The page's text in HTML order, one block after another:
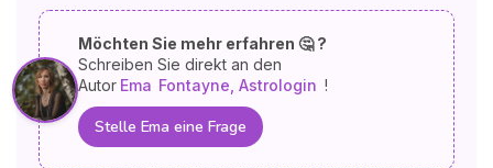
Möchten Sie mehr erfahren 🤔 ?
Schreiben Sie direkt an den
Autor Ema Fontayne, Astrologin !
Stelle Ema eine Frage